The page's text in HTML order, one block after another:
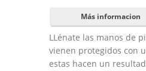
Más informacion
LLénate las manos de
vienen protegidos con
estas hacen un